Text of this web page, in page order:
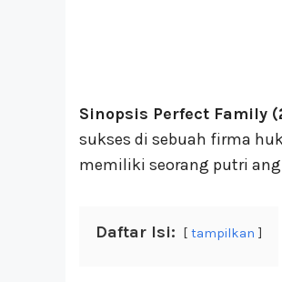
Sinopsis Perfect Family
sukses di sebuah firma
memiliki seorang putri
Daftar Isi: tampilkan